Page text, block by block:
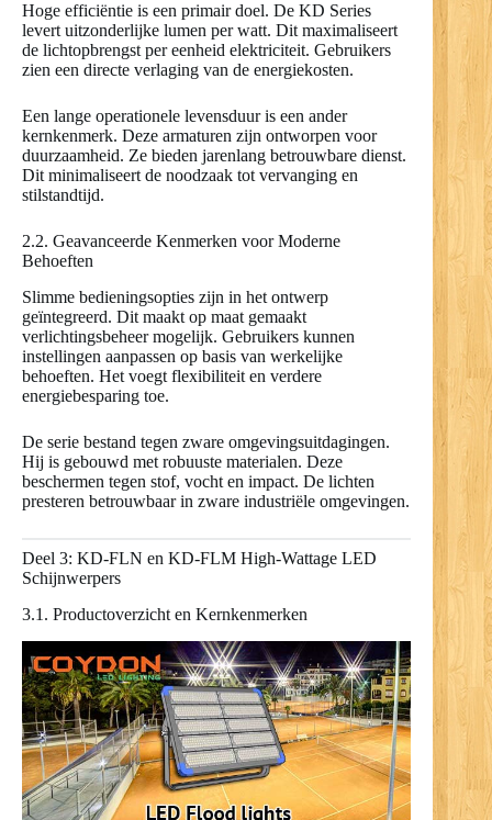
Hoge efficiëntie is een primair doel. De KD Series
levert uitzonderlijke lumen per watt. Dit maximaliseert
de lichtopbrengst per eenheid elektriciteit. Gebruikers
zien een directe verlaging van de energiekosten.
Een lange operationele levensduur is een ander
kernkenmerk. Deze armaturen zijn ontworpen voor
duurzaamheid. Ze bieden jarenlang betrouwbare dienst.
Dit minimaliseert de noodzaak tot vervanging en
stilstandtijd.
2.2. Geavanceerde Kenmerken voor Moderne
Behoeften
Slimme bedieningsopties zijn in het ontwerp
geïntegreerd. Dit maakt op maat gemaakt
verlichtingsbeheer mogelijk. Gebruikers kunnen
instellingen aanpassen op basis van werkelijke
behoeften. Het voegt flexibiliteit en verdere
energiebesparing toe.
De serie bestand tegen zware omgevingsuitdagingen.
Hij is gebouwd met robuuste materialen. Deze
beschermen tegen stof, vocht en impact. De lichten
presteren betrouwbaar in zware industriële omgevingen.
Deel 3: KD-FLN en KD-FLM High-Wattage LED
Schijnwerpers
3.1. Productoverzicht en Kernkenmerken